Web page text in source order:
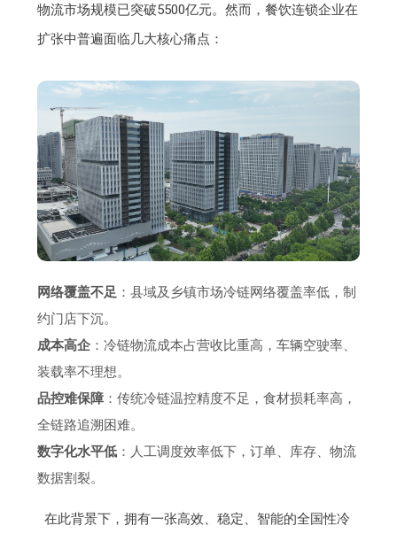
物流市场规模已突破5500亿元。然而，餐饮连锁企业在
扩张中普遍面临几大核心痛点：
网络覆盖不足 ：县域及乡镇市场冷链网络覆盖率低，制
约门店下沉。
成本高企 ：冷链物流成本占营收比重高，车辆空驶率、
装载率不理想。
品控难保障 ：传统冷链温控精度不足，食材损耗率高，
全链路追溯困难。
数字化水平低 ：人工调度效率低下，订单、库存、物流
数据割裂。
在此背景下，拥有一张高效、稳定、智能的全国性冷